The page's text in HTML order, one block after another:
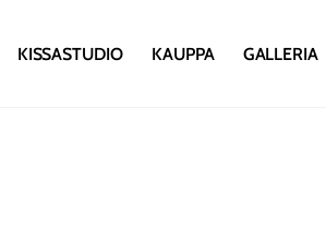
KISSASTUDIO KAUPPA GALLERIA